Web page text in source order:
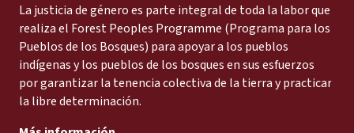
La justicia de género es parte integral de toda la labor que
realiza el Forest Peoples Programme (Programa para los
Pueblos de los Bosques) para apoyar a los pueblos
indígenas y los pueblos de los bosques en sus esfuerzos
por garantizar la tenencia colectiva de la tierra y practicar
la libre determinación.